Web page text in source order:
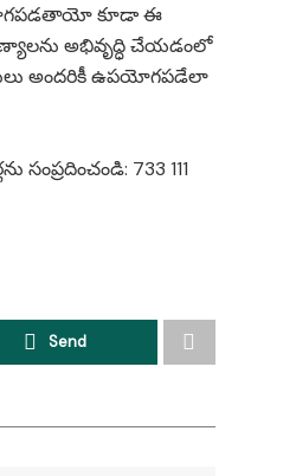
కూడా ఈ
అభివృద్ధి చేయడంలో
అందరికీ ఉపయోగపడేలా
733 111
Send